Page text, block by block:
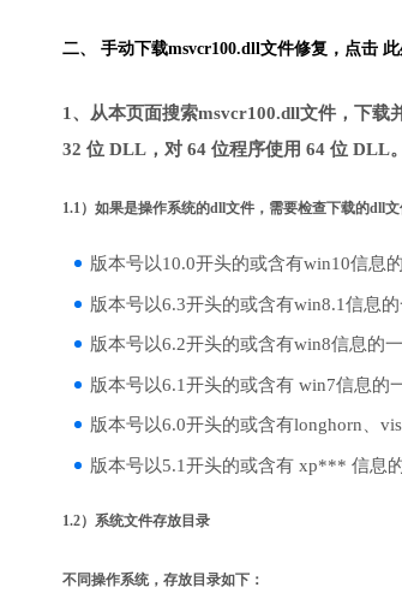
二、 手动下载msvcr100.dll文件修复， 点击
1、从本页面搜索msvcr100.dll文件，下载
32 位 DLL，对 64 位程序使用 64 位 DLL
1.1）如果是操作系统的dll文件，需要检查下载的dll
版本号以10.0开头的或含有win10信息
版本号以6.3开头的或含有win8.1信息
版本号以6.2开头的或含有win8信息的
版本号以6.1开头的或含有 win7信息的
版本号以6.0开头的或含有longhorn、
版本号以5.1开头的或含有 xp*** 信息
1.2）系统文件存放目录
不同操作系统，存放目录如下：